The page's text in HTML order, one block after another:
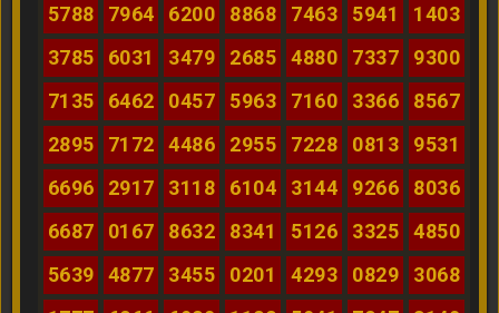
5788
7964 6200 8868 7463 5941
1403
3785
6031 3479 2685 4880 7337
9300
7135
6462 0457 5963 7160 3366
8567
2895
7172 4486 2955 7228 0813
9531
6696
2917 3118 6104 3144 9266
8036
6687
0167 8632 8341 5126 3325
4850
5639
4877 3455 0201 4293 0829
3068